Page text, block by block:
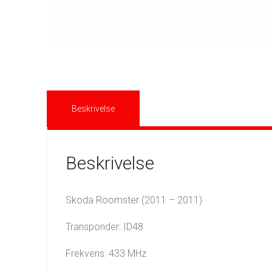
Beskrivelse
Beskrivelse
Skoda Roomster (2011 – 2011)
Transponder: ID48
Frekvens: 433 MHz